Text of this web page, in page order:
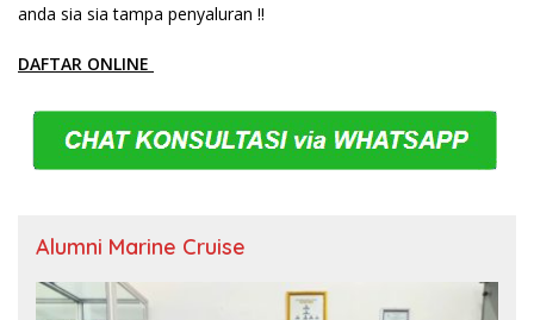
anda sia sia tampa penyaluran !!
DAFTAR ONLINE
Alumni Marine Cruise